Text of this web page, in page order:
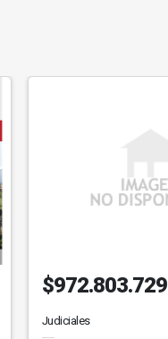
$972.803.729
Judiciales